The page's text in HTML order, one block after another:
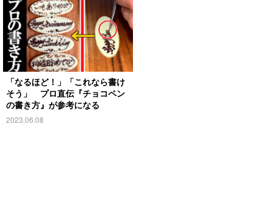
「なるほど！」「これなら書け
そう」 プロ直伝『チョコペン
の書き方』が参考になる
2023.06.08